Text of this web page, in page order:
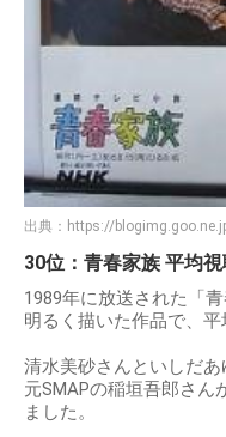
出典： https://
30位：青春家族 平均
1989年に放送された「
明るく描いた作品で、平
清水美砂さんといしだあ
元SMAPの稲垣吾郎さん
ました。